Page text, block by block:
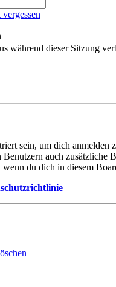
während dieser Sitzung
sein, um dich
auch zusätzliche
du dich in diesem